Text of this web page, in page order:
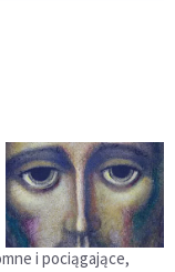
i pociągające,